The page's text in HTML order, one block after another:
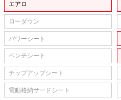
エアロ
ローダウン
パワーシート
ベンチシート
チップアップシート
電動格納サードシート